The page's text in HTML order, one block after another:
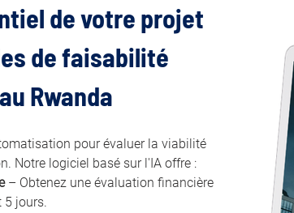
de votre projet
de faisabilité
Rwanda
pour évaluer la viabilité
Notre logiciel basé sur l'IA offre :
– Obtenez une évaluation financière
5 jours.